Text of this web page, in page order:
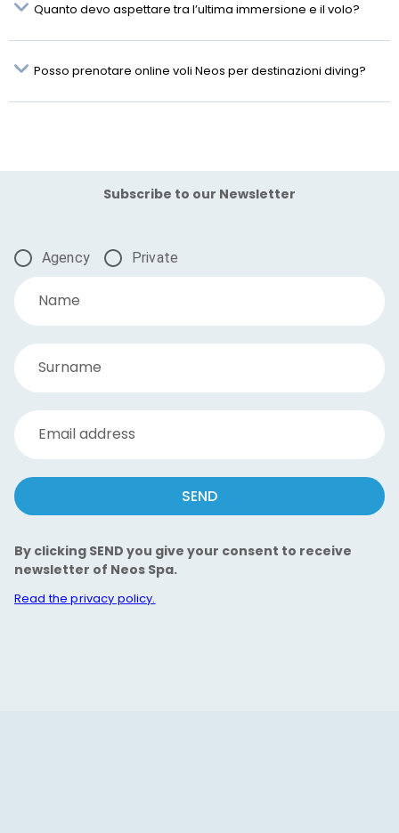
Quanto devo aspettare tra l’ultima immersione e il volo?
Posso prenotare online voli Neos per destinazioni diving?
Subscribe to our Newsletter
Agency Private
Name
Surname
Email address
SEND
By clicking SEND you give your consent to receive
newsletter of Neos Spa.
Read the privacy policy.